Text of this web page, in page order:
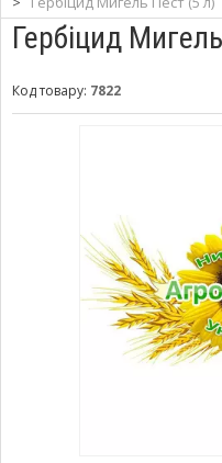
Гербіцид
Код товару: 7822